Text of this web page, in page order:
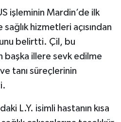
Modeli
işleminin Mardin’de ilk
sağlık hizmetleri açısından
belirtti. Çil, bu
başka illere sevk edilme
ve tanı süreçlerinin
L.Y. isimli hastanın kısa